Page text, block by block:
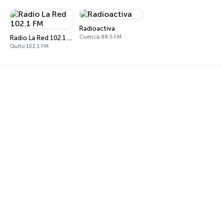
Radio La Red 102.1 FM
Quito 102.1 FM
Radioactiva
Cuenca 88.5 FM